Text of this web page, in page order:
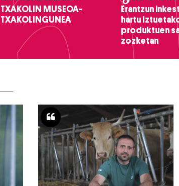
TXAKOLIN MUSEOA-
TXAKOLINGUNEA
Erantzun
hartu
produktuen
zozketan